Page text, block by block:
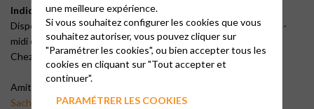
Indiquez-moi vos souhaits lors de votre inscription.
Disponible les mardis, mercredis, jeudis et samedi (matin, après-
midi ou soirée).
Chez vous, chez moi ou au Carrousel.
Amitiés,
Sacha Perzoff– 06 25 18 02 92
une meilleure expérience.
Si vous souhaitez configurer les cookies que vous
souhaitez autoriser, vous pouvez cliquer sur
"Paramétrer les cookies", ou bien accepter tous les
cookies en cliquant sur "Tout accepter et
continuer".
PARAMÉTRER LES COOKIES